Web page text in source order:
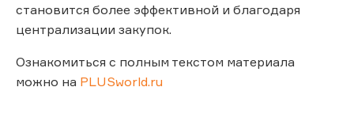
становится более эффективной и благодаря
централизации закупок.
Ознакомиться с полным текстом материала
можно на PLUSworld.ru